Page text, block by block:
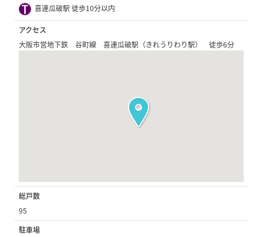
喜連瓜破駅 徒歩10分以内
アクセス
大阪市営地下鉄 谷町線 喜連瓜破駅（きれうりわり駅） 徒歩6分
総戸数
95
駐車場